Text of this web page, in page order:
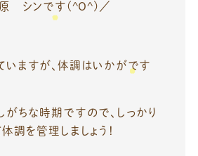
原 シンです(^O^)／
いますが、体調はいかがです
ちな時期ですので、しっかり
調を管理しましょう！